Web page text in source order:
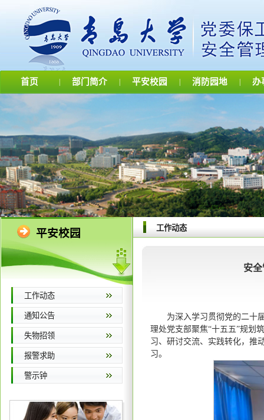
首页 部门简介 平安校园 消防园地 办
平安校园
工作动态
通知公告
失物招领
报警求助
警示钟
工作动态
安
为深入学习贯彻党的二十
理处党支部聚焦“十五五”规划
习、研讨交流、实践转化，推
习。